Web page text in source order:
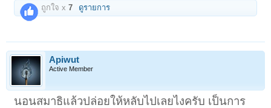
พระพุทธเจ้า ท่านบอกว่า
ถ้าหากว่าง่วง ให้เปลี่ยน อิริยาบถ
ถ้าเปลี่ยนอิริยาบถไม่หาย เอาไม้ขนไก่มาปั่นหู
ปั่นหูไม่หาย เอามือลูบเนื้อลูบตัวลูบหน้า
ถ้ายังไม่หายอีก หาน้ำมาล้างหน้า
ถ้าไม่หาย ให้ทำกายบริหาร
ถูกใจ x7 ดูรายการ
Apiwut
Active Member
นอนสมาธิแล้วปล่อยให้หลับไปเลยไงครับ เป็นการ